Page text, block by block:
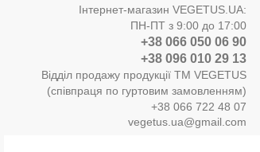
Інтернет-магазин VEGETUS.UA:
ПН-ПТ з 9:00 до 17:00
+38 066 050 06 90
+38 096 010 29 13
Відділ продажу продукції ТМ VEGETUS
(співпраця по гуртовим замовленням)
+38 066 722 48 07
vegetus.ua@gmail.com